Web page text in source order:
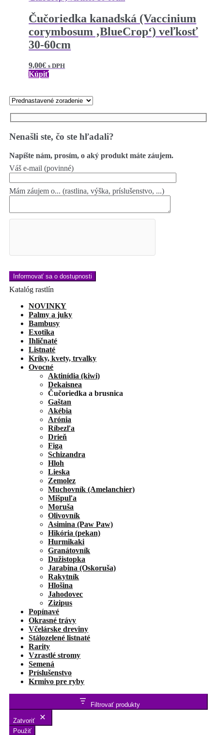
Čučoriedka kanadská (Vaccinium
corymbosum ‚BlueCrop‘) veľkosť
30-60cm
9,00€ s DPH
Kúpiť
Nenašli ste, čo ste hľadali?
Napíšte nám, prosím, o aký produkt máte záujem.
Váš e-mail (povinné)
Mám záujem o... (rastlina, výška, príslušenstvo, ...)
Katalóg rastlín
NOVINKY
Palmy a juky
Bambusy
Exotika
Ihličnaté
Listnaté
Kríky, kvety, trvalky
Ovocné
Aktinídia (kiwi)
Dekaisnea
Čučoriedka a brusnica
Gaštan
Akébia
Arónia
Ríbezľa
Drieň
Figa
Schizandra
Hloh
Lieska
Zemolez
Muchovník (Amelanchier)
Mišpuľa
Moruša
Olivovník
Asimina (Paw Paw)
Hikória (pekan)
Hurmikaki
Granátovník
Dužistopka
Jarabina (Oskoruša)
Rakytník
Hlošina
Jahodovec
Zizipus
Popínavé
Okrasné trávy
Včelárske dreviny
Stálozelené listnaté
Rarity
Vzrastlé stromy
Semená
Príslušenstvo
Krmivo pre ryby
Filtrovať produkty
Zatvoriť
Použiť